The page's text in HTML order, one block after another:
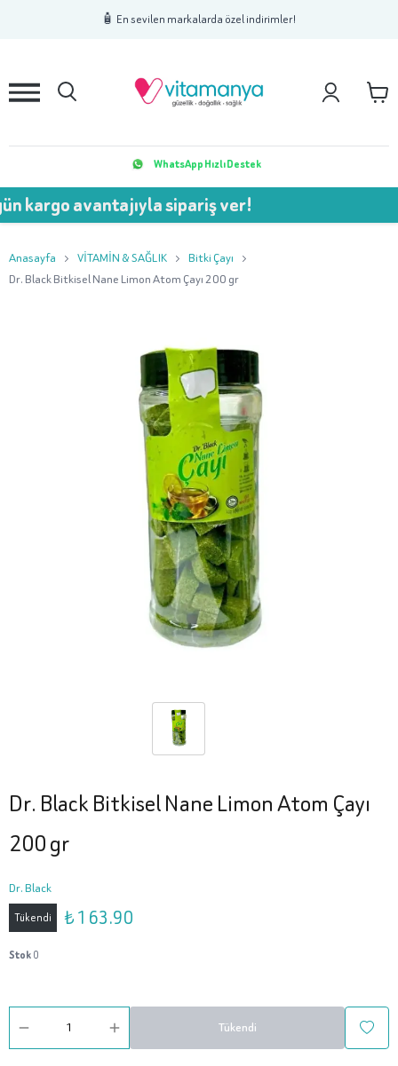
🧴 En sevilen markalarda özel indirimler!
2 3
WhatsApp Hızlı Destek
kargo avantajıyla sipariş ver!
Anasayfa VİTAMİN & SAĞLIK
Bitki Çayı
Dr. Black Bitkisel Nane Limon Atom Çayı 200 gr
Dr. Black Bitkisel Nane Limon Atom Çayı
200 gr
Dr. Black
Tükendi ₺ 163.90
Stok0
Tükendi